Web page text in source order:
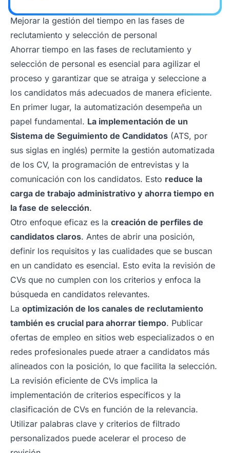
Mejorar la gestión del tiempo en las fases de
reclutamiento y selección de personal
Ahorrar tiempo en las fases de reclutamiento y
selección de personal es esencial para agilizar el
proceso y garantizar que se atraiga y seleccione a
los candidatos más adecuados de manera eficiente.
En primer lugar, la automatización desempeña un
papel fundamental. La implementación de un
Sistema de Seguimiento de Candidatos (ATS, por
sus siglas en inglés) permite la gestión automatizada
de los CV, la programación de entrevistas y la
comunicación con los candidatos. Esto reduce la
carga de trabajo administrativo y ahorra tiempo en
la fase de selección.
Otro enfoque eficaz es la creación de perfiles de
candidatos claros. Antes de abrir una posición,
definir los requisitos y las cualidades que se buscan
en un candidato es esencial. Esto evita la revisión de
CVs que no cumplen con los criterios y enfoca la
búsqueda en candidatos relevantes.
La optimización de los canales de reclutamiento
también es crucial para ahorrar tiempo. Publicar
ofertas de empleo en sitios web especializados o en
redes profesionales puede atraer a candidatos más
alineados con la posición, lo que facilita la selección.
La revisión eficiente de CVs implica la
implementación de criterios específicos y la
clasificación de CVs en función de la relevancia.
Utilizar palabras clave y criterios de filtrado
personalizados puede acelerar el proceso de